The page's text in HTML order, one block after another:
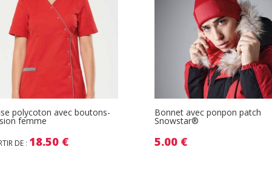
polycoton avec boutons-
femme
DE : 18.50 €
Bonnet avec ponpon patch
Snowstar®
5.00 €